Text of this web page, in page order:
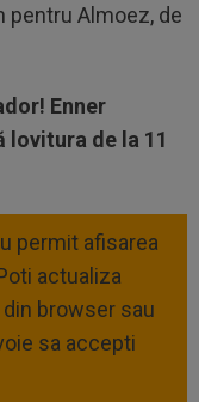
pentru Almoez, de
Enner
lovitura de la 11
permit afisarea
actualiza
browser sau
sa accepti